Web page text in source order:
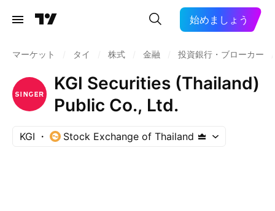
始めましょう
マーケット タイ 株式 金融 投資銀行・ブローカー
KGI Securities (Thailand)
Public Co., Ltd.
KGI Stock Exchange of Thailand